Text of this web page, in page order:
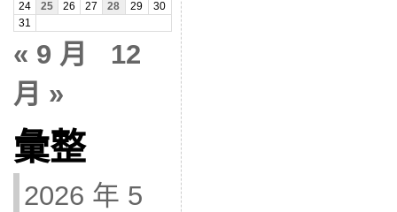
24
25 26 27 28 29
30
31
« 9 月
12
月 »
彙整
2026 年 5